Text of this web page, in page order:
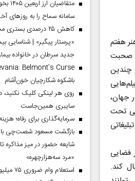
هفتم
صحبت
چندین
جهان،
تحت
فضایی
کند.
سامانه سماح را به روز‌های
کاهش ۲۵ درصدی
جدید سرطان در خانواده
باشکوه شکارچیان خون‌آشام
روی هر لینکی کلیک نکنید،
سایبری همین‌جاست
سرمایه‌گذاری برای رفاه؛
بازگشت مسعود شصت‌چی با
شایعه حضور در میز مذاکره
«مرد سه‌هزارچهره»
استعلام